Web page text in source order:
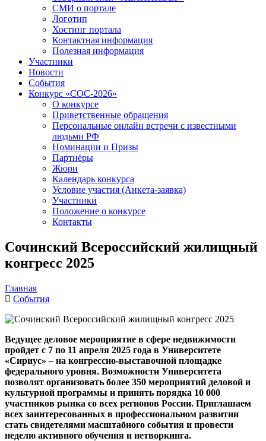
СМИ о портале
Логотип
Хостинг портала
Контактная информация
Полезная информация
Участники
Новости
События
Конкурс «СОС-2026»
О конкурсе
Приветственные обращения
Персональные онлайн встречи с известными
людьми РФ
Номинации и Призы
Партнёры
Жюри
Календарь конкурса
Условие участия (Анкета-заявка)
Участники
Положение о конкурсе
Контакты
Сочинский Всероссийский жилищный
конгресс 2025
Главная
События
Ведущее деловое мероприятие в сфере недвижимости
пройдет с 7 по 11 апреля 2025 года в Университете
«Сириус» – на конгрессно-выставочной площадке
федерального уровня. Возможности Университета
позволят организовать более 350 мероприятий деловой и
культурной программы и принять порядка 10 000
участников рынка со всех регионов России. Приглашаем
всех заинтересованных в профессиональном развитии
стать свидетелями масштабного события и провести
неделю активного обучения и нетворкинга.